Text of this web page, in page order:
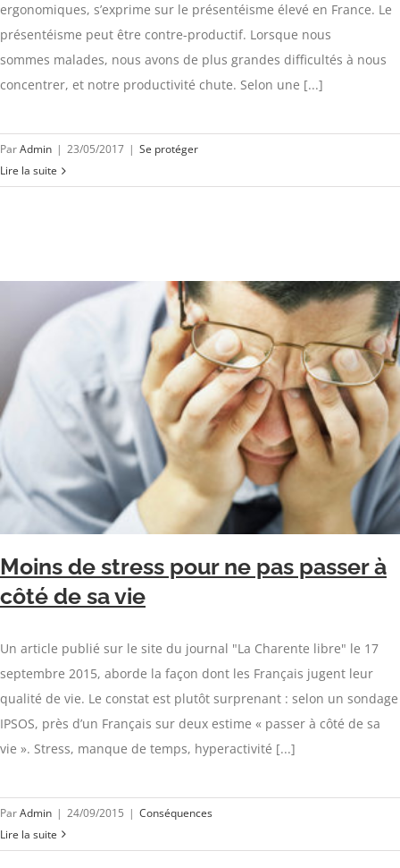
ergonomiques, s’exprime sur le présentéisme élevé en France. Le
présentéisme peut être contre-productif. Lorsque nous
sommes malades, nous avons de plus grandes difficultés à nous
concentrer, et notre productivité chute. Selon une [...]
ParAdmin | 23/05/2017 | Se protéger
Lire la suite
Moins de stress pour ne pas passer à
côté de sa vie
Un article publié sur le site du journal "La Charente libre" le 17
septembre 2015, aborde la façon dont les Français jugent leur
qualité de vie. Le constat est plutôt surprenant : selon un sondage
IPSOS, près d’un Français sur deux estime « passer à côté de sa
vie ». Stress, manque de temps, hyperactivité [...]
ParAdmin | 24/09/2015 | Conséquences
Lire la suite